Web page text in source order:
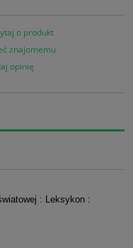
o produkt
znajomemu
opinię
: Leksykon :